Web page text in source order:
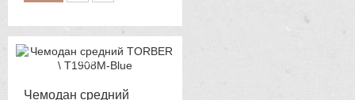
Чемодан средний
-12%